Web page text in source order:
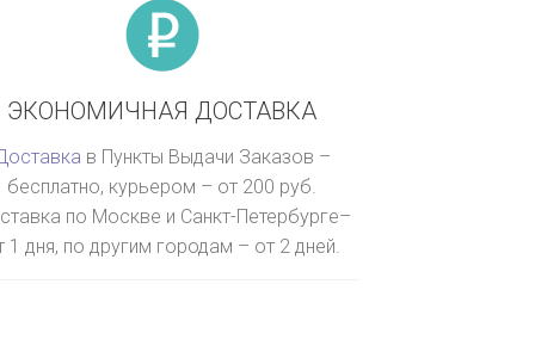
ЭКОНОМИЧНАЯ ДОСТАВКА
в Пункты Выдачи Заказов –
бесплатно, курьером – от 200 руб.
по Москве и Санкт-Петербурге–
1 дня, по другим городам – от 2 дней.